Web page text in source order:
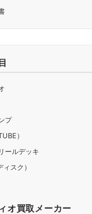
プ
）
ールデッキ
スク）
オ買取メーカー